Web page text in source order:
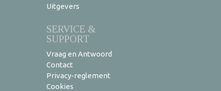
Uitgevers
SERVICE &
SUPPORT
Vraag en Antwoord
Contact
Privacy-reglement
Cookies